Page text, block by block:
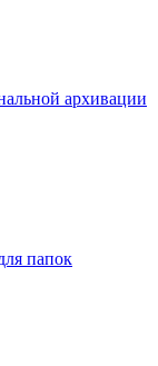
архивации
папок